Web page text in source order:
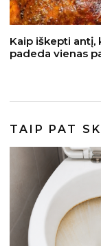
Kaip iškepti antį,
padeda vienas
TAIP PAT